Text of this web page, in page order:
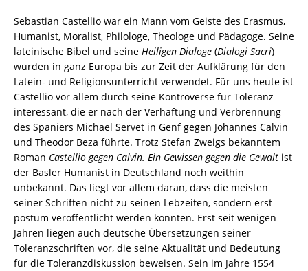
8260-
6982-
6
/
978-
3-
82-
606982-
6
Menge
Sebastian Castellio war ein Mann vom Geiste des Erasmus,
Humanist, Moralist, Philologe, Theologe und Pädagoge. Seine
lateinische Bibel und seine Heiligen Dialoge (Dialogi Sacri)
wurden in ganz Europa bis zur Zeit der Aufklärung für den
Latein- und Religionsunterricht verwendet. Für uns heute ist
Castellio vor allem durch seine Kontroverse für Toleranz
interessant, die er nach der Verhaftung und Verbrennung
des Spaniers Michael Servet in Genf gegen Johannes Calvin
und Theodor Beza führte. Trotz Stefan Zweigs bekanntem
Roman Castellio gegen Calvin. Ein Gewissen gegen die Gewalt ist
der Basler Humanist in Deutschland noch weithin
unbekannt. Das liegt vor allem daran, dass die meisten
seiner Schriften nicht zu seinen Lebzeiten, sondern erst
postum veröffentlicht werden konnten. Erst seit wenigen
Jahren liegen auch deutsche Übersetzungen seiner
Toleranzschriften vor, die seine Aktualität und Bedeutung
für die Toleranzdiskussion beweisen. Sein im Jahre 1554